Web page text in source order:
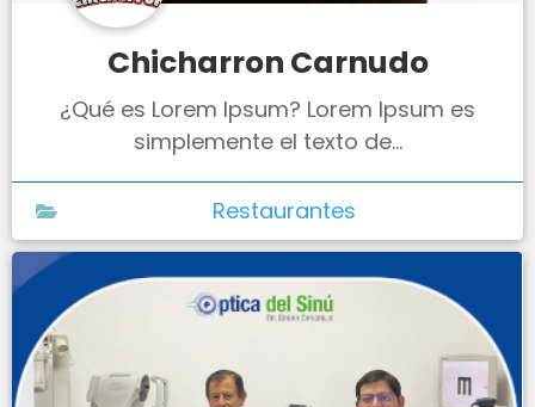
Chicharron Carnudo
¿Qué es Lorem Ipsum? Lorem Ipsum es
simplemente el texto de...
Restaurantes